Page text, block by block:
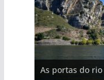
As portas do
A piscina
A aldeia mais
vídeo)